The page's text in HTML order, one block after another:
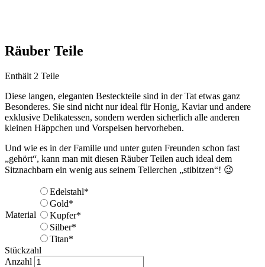
Räuber Teile
Enthält 2 Teile
Diese langen, eleganten Besteckteile sind in der Tat etwas ganz
Besonderes. Sie sind nicht nur ideal für Honig, Kaviar und andere
exklusive Delikatessen, sondern werden sicherlich alle anderen
kleinen Häppchen und Vorspeisen hervorheben.
Und wie es in der Familie und unter guten Freunden schon fast
„gehört“, kann man mit diesen Räuber Teilen auch ideal dem
Sitznachbarn ein wenig aus seinem Tellerchen „stibitzen“! 😉
Material
Edelstahl*
Gold*
Kupfer*
Silber*
Titan*
Stückzahl
Anzahl